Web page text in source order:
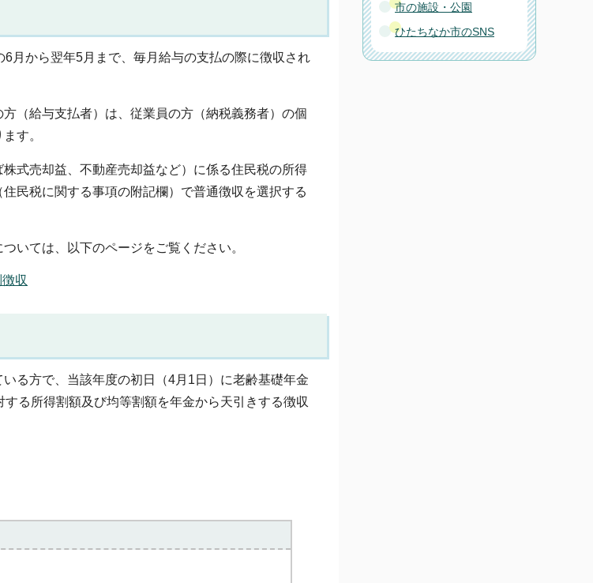
月から翌年5月まで、毎月給与の支払の際に徴収され
（給与支払者）は、従業員の方（納税義務者）の個
す。
式売却益、不動産売却益など）に係る住民税の所得
民税に関する事項の附記欄）で普通徴収を選択する
いては、以下のページをご覧ください。
収
る方で、当該年度の初日（4月1日）に老齢基礎年金
る所得割額及び均等割額を年金から天引きする徴収
市の施設・公園
ひたちなか市のSNS